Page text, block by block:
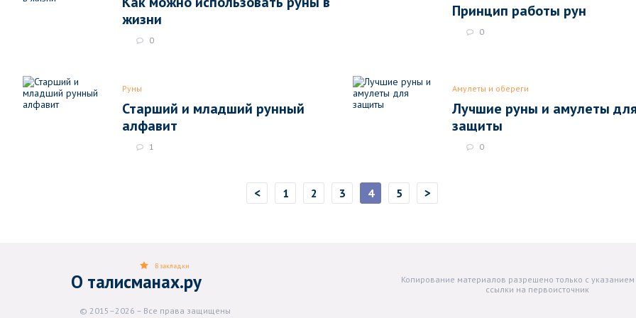
жизни
0
Принцип работы рун
0
Руны
Старший и младший рунный
алфавит
1
Амулеты и обереги
Лучшие руны и амулеты для
защиты
0
< 1 2 3 4 5 >
О талисманах.ру
© 2015–2026 – Все права защищены
В закладки
Копирование материалов разрешено только с указанием
ссылки на первоисточник